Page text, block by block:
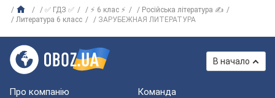
✅ ГДЗ ✅ ⚡ 6 клас ⚡
Російська література ✍
Литература 6 класс
ЗАРУБЕЖНАЯ ЛИТЕРАТУРА
В начало
Про компанію Команда